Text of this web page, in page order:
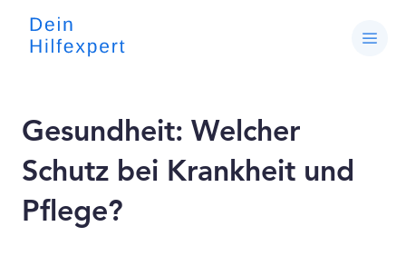
Gesundheit: Welcher
Schutz bei Krankheit und
Pflege?